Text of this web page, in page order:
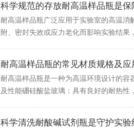
科学规范的存放耐高温样品瓶是
耐高温样品瓶广泛应用于实验室的高温
附、密封失效或应力老化而影响实验结
耐高温样品瓶的常见材质规格及应
耐高温样品瓶是一种为高温环境设计的
及性能硼硅酸盐玻璃：具有良好的耐热
科学清洗耐酸碱试剂瓶是守护实